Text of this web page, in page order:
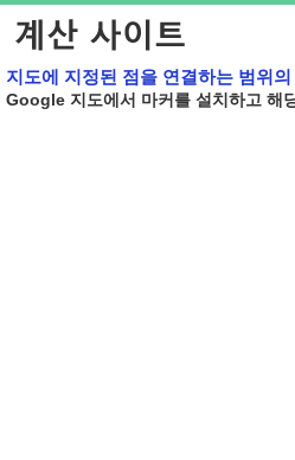
지도에 지정된 점을 연결하는 범위
Google 지도에서 마커를 설치하고 해